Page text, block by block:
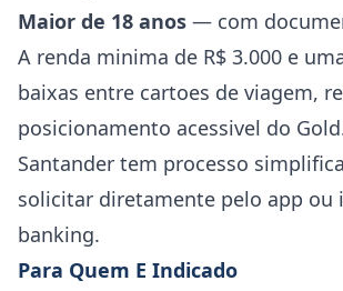
Maior de 18 anos — com
A renda minima de R$ 3.000 e
baixas entre cartoes de viagem,
posicionamento acessivel do
Santander tem processo
solicitar diretamente pelo app ou
banking.
Para Quem E Indicado